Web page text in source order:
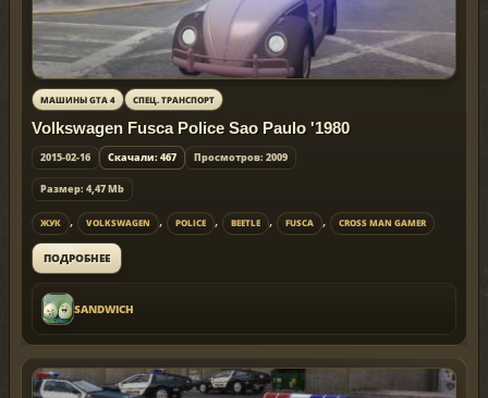
МАШИНЫ GTA 4 СПЕЦ. ТРАНСПОРТ
Volkswagen Fusca Police Sao Paulo '1980
2015-02-16 Скачали: 467 Просмотров: 2009
Размер: 4,47 Mb
ЖУК , VOLKSWAGEN , POLICE , BEETLE , FUSCA , CROSS MAN GAMER
ПОДРОБНЕЕ
SANDWICH